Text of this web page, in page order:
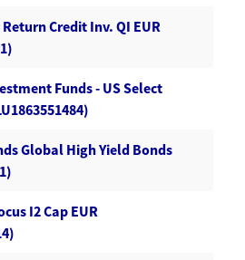
Return Credit Inv. QI EUR
Funds - US Select
Global High Yield Bonds
I2 Cap EUR